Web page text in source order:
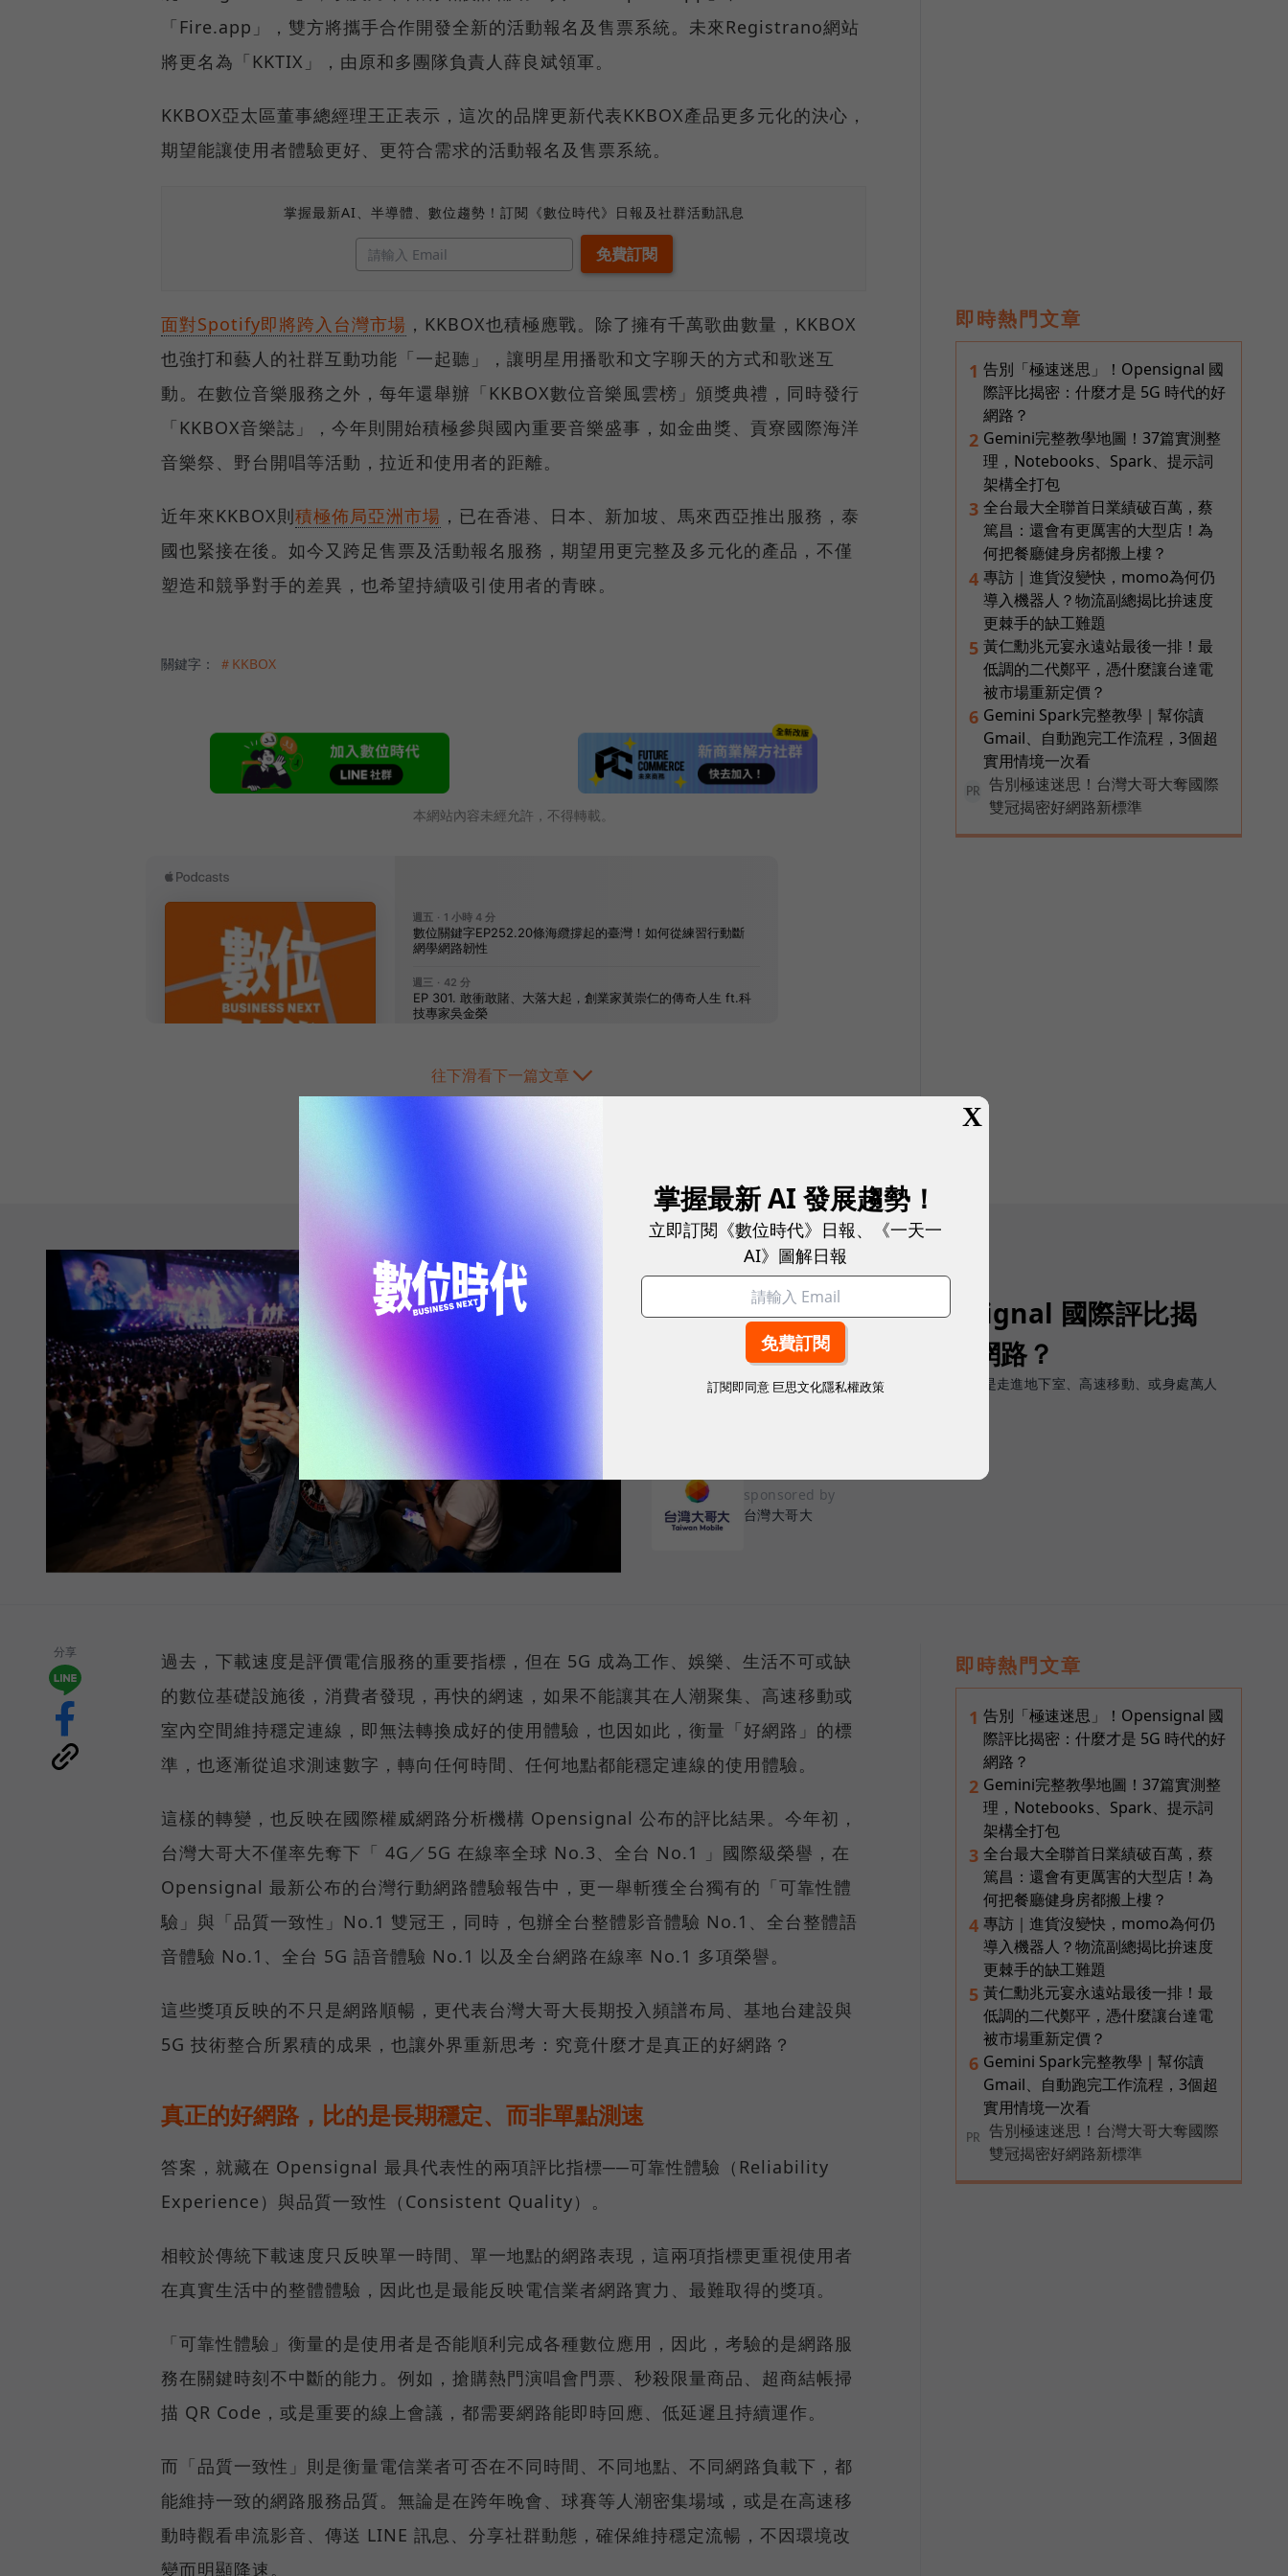
「Fire.app」，雙方將攜手合作開發全新的活動報名及售票系統。未來Registrano網站
將更名為「KKTIX」，由原和多團隊負責人薛良斌領軍。
KKBOX亞太區董事總經理王正表示，這次的品牌更新代表KKBOX產品更多元化的決心，
期望能讓使用者體驗更好、更符合需求的活動報名及售票系統。
掌握最新AI、半導體、數位趨勢！訂閱《數位時代》日報及社群活動訊息
面對Spotify即將跨入台灣市場 ，KKBOX也積極應戰。除了擁有千萬歌曲數量，KKBOX
也強打和藝人的社群互動功能「一起聽」，讓明星用播歌和文字聊天的方式和歌迷互
動。在數位音樂服務之外，每年還舉辦「KKBOX數位音樂風雲榜」頒獎典禮，同時發行
「KKBOX音樂誌」，今年則開始積極參與國內重要音樂盛事，如金曲獎、貢寮國際海洋
音樂祭、野台開唱等活動，拉近和使用者的距離。
近年來KKBOX則積極佈局亞洲市場 ，已在香港、日本、新加坡、馬來西亞推出服務，泰
國也緊接在後。如今又跨足售票及活動報名服務，期望用更完整及多元化的產品，不僅
塑造和競爭對手的差異，也希望持續吸引使用者的青睞。
關鍵字： ＃KKBOX
本網站內容未經允許，不得轉載。
往下滑看下一篇文章
即時熱門文章
1 告別「極速迷思」！Opensignal 國
際評比揭密：什麼才是 5G 時代的好
網路？
2 Gemini完整教學地圖！37篇實測整
理，Notebooks、Spark、提示詞
架構全打包
3 全台最大全聯首日業績破百萬，蔡
篤昌：還會有更厲害的大型店！為
何把餐廳健身房都搬上樓？
4 專訪｜進貨沒變快，momo為何仍
導入機器人？物流副總揭比拚速度
更棘手的缺工難題
5 黃仁勳兆元宴永遠站最後一排！最
低調的二代鄭平，憑什麼讓台達電
被市場重新定價？
6 Gemini Spark完整教學｜幫你讀
Gmail、自動跑完工作流程，3個超
實用情境一次看
PR
告別極速迷思！台灣大哥大奪國際
雙冠揭密好網路新標準
2026.08.03|3C生活
告別「極速迷思」！Opensignal 國際評比揭
密：什麼才是 5G 時代的好網路？
真正好用的網路服務，不是測速軟體上的瞬間峰值，而是走進地下室、高速移動、或身處萬人
sponsored by
台灣大哥大
分享
過去，下載速度是評價電信服務的重要指標，但在 5G 成為工作、娛樂、生活不可或缺
的數位基礎設施後，消費者發現，再快的網速，如果不能讓其在人潮聚集、高速移動或
室內空間維持穩定連線，即無法轉換成好的使用體驗，也因如此，衡量「好網路」的標
準，也逐漸從追求測速數字，轉向任何時間、任何地點都能穩定連線的使用體驗。
這樣的轉變，也反映在國際權威網路分析機構 Opensignal 公布的評比結果。今年初，
台灣大哥大不僅率先奪下「 4G／5G 在線率全球 No.3、全台 No.1 」國際級榮譽，在
Opensignal 最新公布的台灣行動網路體驗報告中，更一舉斬獲全台獨有的「可靠性體
驗」與「品質一致性」No.1 雙冠王，同時，包辦全台整體影音體驗 No.1、全台整體語
音體驗 No.1、全台 5G 語音體驗 No.1 以及全台網路在線率 No.1 多項榮譽。
這些獎項反映的不只是網路順暢，更代表台灣大哥大長期投入頻譜布局、基地台建設與
5G 技術整合所累積的成果，也讓外界重新思考：究竟什麼才是真正的好網路？
真正的好網路，比的是長期穩定、而非單點測速
答案，就藏在 Opensignal 最具代表性的兩項評比指標──可靠性體驗（Reliability
Experience）與品質一致性（Consistent Quality）。
相較於傳統下載速度只反映單一時間、單一地點的網路表現，這兩項指標更重視使用者
在真實生活中的整體體驗，因此也是最能反映電信業者網路實力、最難取得的獎項。
「可靠性體驗」衡量的是使用者是否能順利完成各種數位應用，因此，考驗的是網路服
務在關鍵時刻不中斷的能力。例如，搶購熱門演唱會門票、秒殺限量商品、超商結帳掃
描 QR Code，或是重要的線上會議，都需要網路能即時回應、低延遲且持續運作。
而「品質一致性」則是衡量電信業者可否在不同時間、不同地點、不同網路負載下，都
能維持一致的網路服務品質。無論是在跨年晚會、球賽等人潮密集場域，或是在高速移
動時觀看串流影音、傳送 LINE 訊息、分享社群動態，確保維持穩定流暢，不因環境改
變而明顯降速。
即時熱門文章
1 告別「極速迷思」！Opensignal 國
際評比揭密：什麼才是 5G 時代的好
網路？
2 Gemini完整教學地圖！37篇實測整
理，Notebooks、Spark、提示詞
架構全打包
3 全台最大全聯首日業績破百萬，蔡
篤昌：還會有更厲害的大型店！為
何把餐廳健身房都搬上樓？
4 專訪｜進貨沒變快，momo為何仍
導入機器人？物流副總揭比拚速度
更棘手的缺工難題
5 黃仁勳兆元宴永遠站最後一排！最
低調的二代鄭平，憑什麼讓台達電
被市場重新定價？
6 Gemini Spark完整教學｜幫你讀
Gmail、自動跑完工作流程，3個超
實用情境一次看
PR
告別極速迷思！台灣大哥大奪國際
雙冠揭密好網路新標準
X
掌握最新 AI 發展趨勢！
立即訂閱《數位時代》日報、《一天一
AI》圖解日報
訂閱即同意 巨思文化隱私權政策